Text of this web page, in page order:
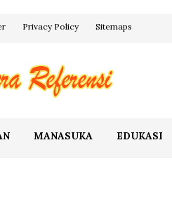
Privacy Policy Sitemaps
MANASUKA EDUKASI